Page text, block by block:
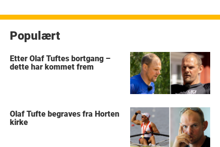
Populært
Etter Olaf Tuftes bortgang –
dette har kommet frem
Olaf Tufte begraves fra Horten
kirke